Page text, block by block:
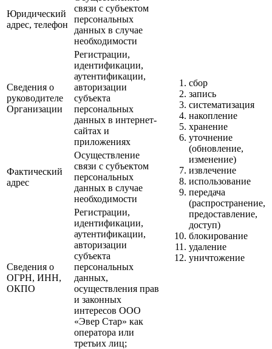
сбор
запись
систематизация
накопление
хранение
уточнение
(обновление,
изменение)
извлечение
использование
передача
(распространение,
предоставление,
доступ)
блокирование
удаление
уничтожение
Юридический
адрес, телефон
связи с субъектом
персональных
данных в случае
необходимости
Сведения о
руководителе
Организации
Регистрации,
идентификации,
аутентификации,
авторизации
субъекта
персональных
данных в интернет-
сайтах и
приложениях
Фактический
адрес
Осуществление
связи с субъектом
персональных
данных в случае
необходимости
Сведения о
ОГРН, ИНН,
ОКПО
Регистрации,
идентификации,
аутентификации,
авторизации
субъекта
персональных
данных,
осуществления прав
и законных
интересов ООО
«Эвер Стар» как
оператора или
третьих лиц;